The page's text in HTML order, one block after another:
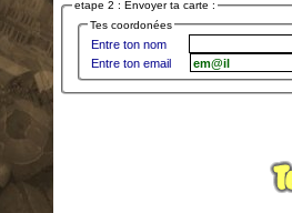
etape 2 : Envoyer ta carte :
Tes coordonées
Entre ton nom
Entre ton email